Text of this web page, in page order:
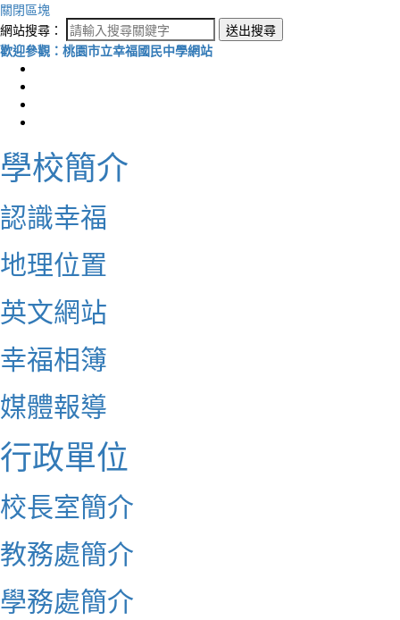
關閉區塊
網站搜尋：
送出搜尋
歡迎參觀：桃園市立幸福國民中學網站
學校簡介
認識幸福
地理位置
英文網站
幸福相簿
媒體報導
行政單位
校長室簡介
教務處簡介
學務處簡介